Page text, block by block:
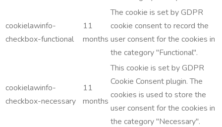
cookielawinfo-
checkbox-functional
11
months
The cookie is set by GDPR
cookie consent to record the
user consent for the cookies in
the category "Functional".
cookielawinfo-
checkbox-necessary
11
months
This cookie is set by GDPR
Cookie Consent plugin. The
cookies is used to store the
user consent for the cookies in
the category "Necessary".